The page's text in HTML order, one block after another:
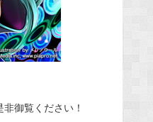
御覧ください！